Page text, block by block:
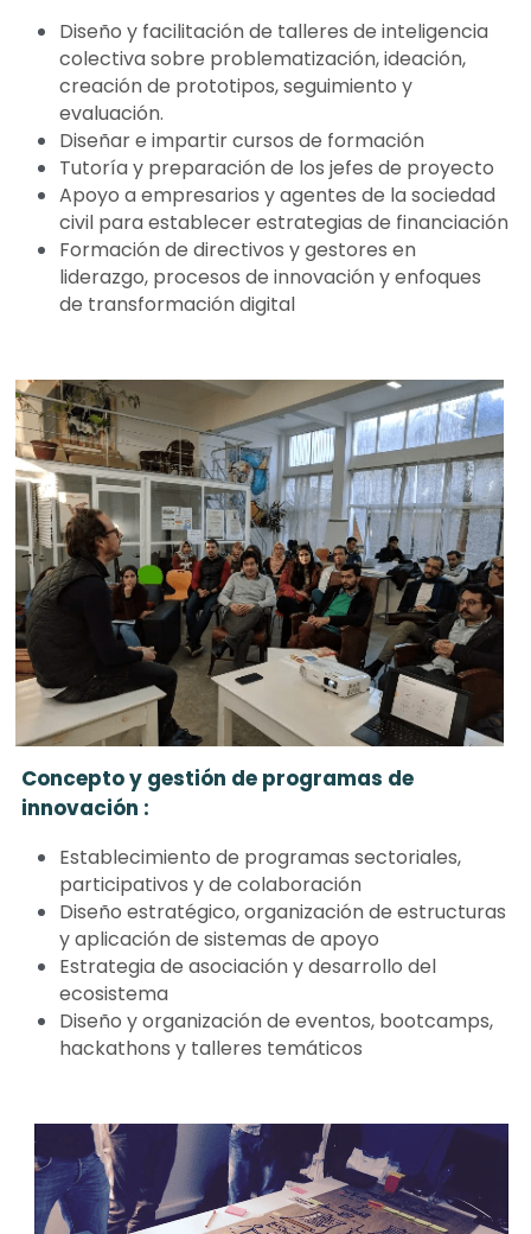
Diseño y facilitación de talleres de inteligencia
colectiva sobre problematización, ideación,
creación de prototipos, seguimiento y
evaluación.
Diseñar e impartir cursos de formación
Tutoría y preparación de los jefes de proyecto
Apoyo a empresarios y agentes de la sociedad
civil para establecer estrategias de financiación
Formación de directivos y gestores en
liderazgo, procesos de innovación y enfoques
de transformación digital
Concepto y gestión de programas de
innovación :
Establecimiento de programas sectoriales,
participativos y de colaboración
Diseño estratégico, organización de estructuras
y aplicación de sistemas de apoyo
Estrategia de asociación y desarrollo del
ecosistema
Diseño y organización de eventos, bootcamps,
hackathons y talleres temáticos